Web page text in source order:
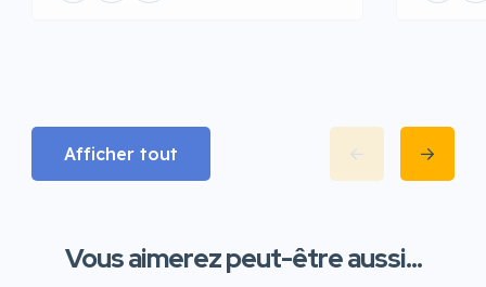
Afficher tout
Vous aimerez peut-être aussi...